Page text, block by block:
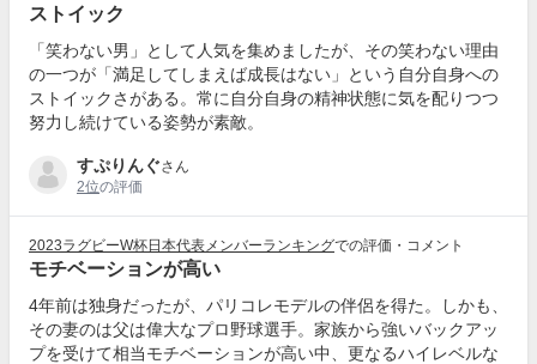
ストイック
「笑わない男」として人気を集めましたが、その笑わない理由
の一つが「満足してしまえば成長はない」という自分自身への
ストイックさがある。常に自分自身の精神状態に気を配りつつ
努力し続けている姿勢が素敵。
すぷりんぐさん
2位の評価
2023ラグビーW杯日本代表メンバーランキングでの評価・コメント
モチベーションが高い
4年前は独身だったが、パリコレモデルの伴侶を得た。しかも、
その妻のは父は偉大なプロ野球選手。家族から強いバックアッ
プを受けて相当モチベーションが高い中、更なるハイレベルな